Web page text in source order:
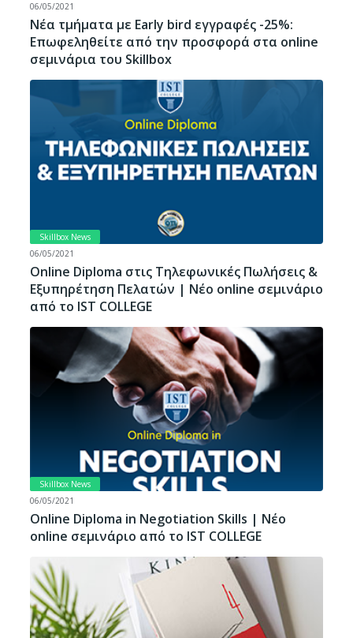
06/05/2021
Νέα τμήματα με Early bird εγγραφές -25%:
Επωφεληθείτε από την προσφορά στα online
σεμινάρια του Skillbox
Skillbox News
06/05/2021
Online Diploma στις Τηλεφωνικές Πωλήσεις &
Εξυπηρέτηση Πελατών | Νέο online σεμινάριο
από το IST COLLEGE
Skillbox News
06/05/2021
Online Diploma in Negotiation Skills | Νέο
online σεμινάριο από το IST COLLEGE